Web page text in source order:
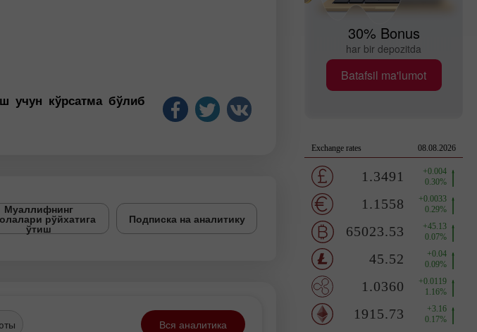
учун кўрсатма бўлиб
Муаллифнинг
рўйхатига
ўтиш
Подписка на аналитику
Вся аналитика
30% Bonus
har bir depozitda
Batafsil ma'lumot